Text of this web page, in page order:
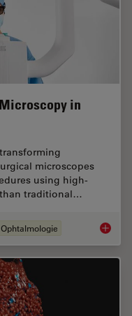
in
microscopes
using high-
traditional…
Ophtalmologie 4 Key